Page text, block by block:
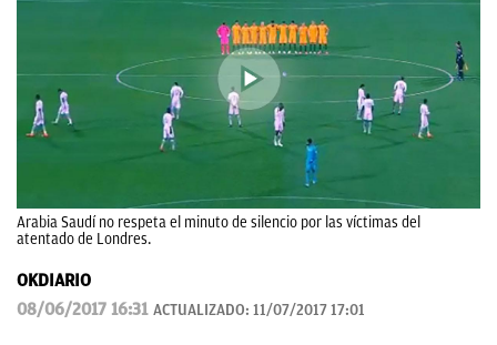
Arabia Saudí no respeta el minuto de silencio por las víctimas del
atentado de Londres.
OKDIARIO
08/06/2017 16:31 ACTUALIZADO: 11/07/2017 17:01